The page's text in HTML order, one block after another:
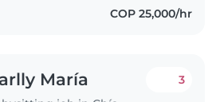
COP 25,000/hr
María 3